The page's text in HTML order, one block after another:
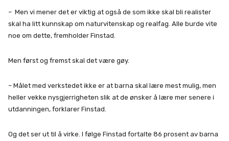
– Men vi mener det er viktig at også de som ikke skal bli realister
skal ha litt kunnskap om naturvitenskap og realfag. Alle burde vite
noe om dette, fremholder Finstad.
Men først og fremst skal det være gøy.
– Målet med verkstedet ikke er at barna skal lære mest mulig, men
heller vekke nysgjerrigheten slik at de ønsker å lære mer senere i
utdanningen, forklarer Finstad.
Og det ser ut til å virke. I følge Finstad fortalte 86 prosent av barna